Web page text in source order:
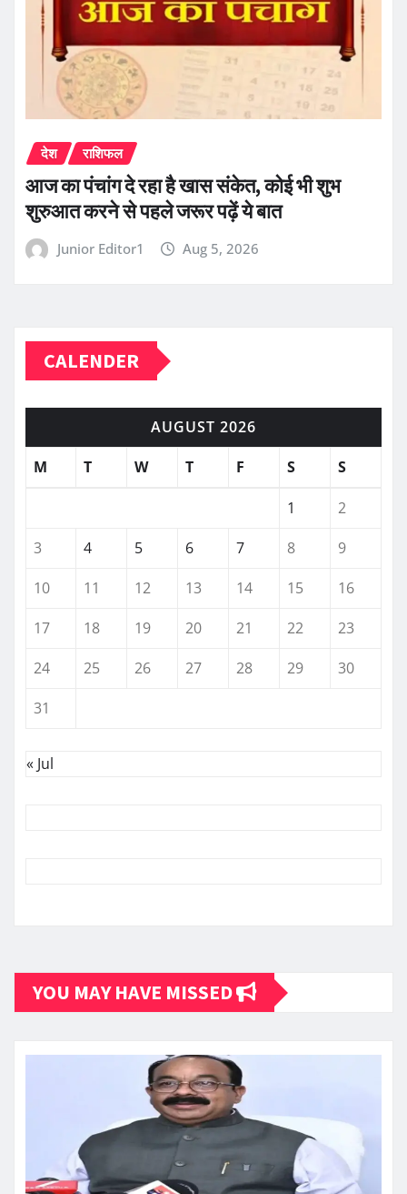
देश राशिफल
आज का पंचांग दे रहा है खास संकेत, कोई भी शुभ
शुरुआत करने से पहले जरूर पढ़ें ये बात
Junior Editor1 Aug 5, 2026
CALENDER
AUGUST 2026
M
T W T F S S
1
2
3
4 5 6 7 8
9
10
11 12 13 14 15
16
17
18 19 20 21 22
23
24
25 26 27 28 29
30
31
« Jul
YOU MAY HAVE MISSED